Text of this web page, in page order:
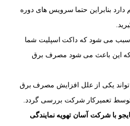
دارد بنابراین حتما سرویس های دوره
سبب می شود که داکت اسپلیت شما
که این باعث می شود مصرف برق
یکی از علل افزایش مصرف برق
توسط تعمیرکار شرکت بررسی گردد.
با شرکت آسان تهویه نمایندگی